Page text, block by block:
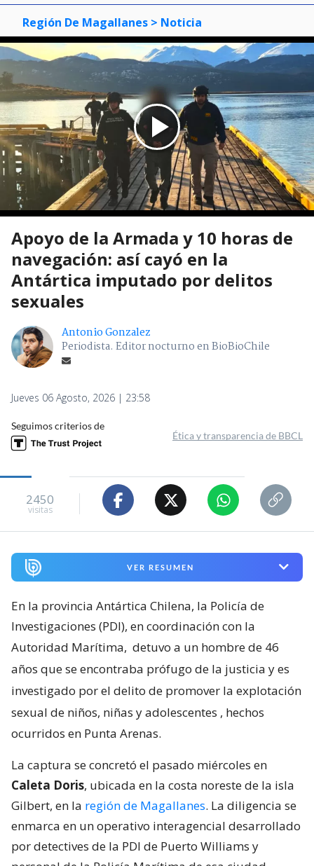
Región De Magallanes > Noticia
Apoyo de la Armada y 10 horas de
navegación: así cayó en la
Antártica imputado por delitos
sexuales
Antonio Gonzalez
Periodista. Editor nocturno en BioBioChile
Jueves 06 Agosto, 2026 | 23:58
Seguimos criterios de
Ética y transparencia de BBCL
2450
visitas
VER RESUMEN
En la provincia Antártica Chilena, la Policía de
Investigaciones (PDI), en coordinación con la
Autoridad Marítima, detuvo a un hombre de 46
años que se encontraba prófugo de la justicia y es
investigado por el delito de promover la explotación
sexual de niños, niñas y adolescentes , hechos
ocurridos en Punta Arenas.
La captura se concretó el pasado miércoles en
Caleta Doris, ubicada en la costa noreste de la isla
Gilbert, en la región de Magallanes. La diligencia se
enmarca en un operativo interagencial desarrollado
por detectives de la PDI de Puerto Williams y